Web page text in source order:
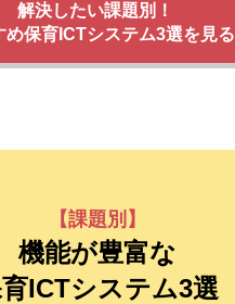
解決したい課題別！
め保育ICTシステム3選を見る
【課題別】
機能が豊富な
ICTシステム3選